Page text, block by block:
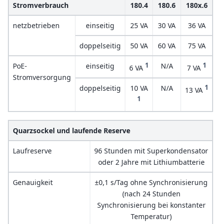
Stromverbrauch 180.4 180.6 180x.6
netzbetrieben einseitig 25 VA 30 VA 36 VA
doppelseitig 50 VA 60 VA 75 VA
PoE-
Stromversorgung
einseitig 6 VA 1 N/A 7 VA 1
doppelseitig 10 VA
1
N/A 13 VA 1
Quarzsockel und laufende Reserve
Laufreserve
96 Stunden mit Superkondensator
oder 2 Jahre mit Lithiumbatterie
Genauigkeit
±0,1 s/Tag ohne Synchronisierung
(nach 24 Stunden
Synchronisierung bei konstanter
Temperatur)